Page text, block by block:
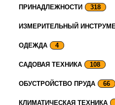
ПРИНАДЛЕЖНОСТИ 318
ИЗМЕРИТЕЛЬНЫЙ
ОДЕЖДА 4
САДОВАЯ ТЕХНИКА 108
ОБУСТРОЙСТВО ПРУДА 66
КЛИМАТИЧЕСКАЯ ТЕХНИКА